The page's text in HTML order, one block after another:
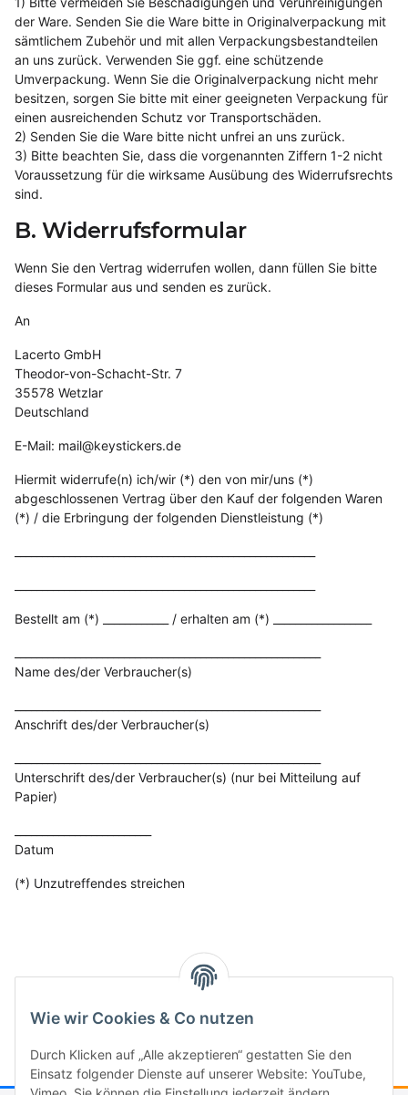
Wie wir Cookies & Co nutzen
Durch Klicken auf „Alle akzeptieren“ gestatten Sie den
Einsatz folgender Dienste auf unserer Website: YouTube,
der Ware. Senden Sie die Ware bitte in Originalverpackung mit
sämtlichem Zubehör und mit allen Verpackungsbestandteilen
an uns zurück. Verwenden Sie ggf. eine schützende
Umverpackung. Wenn Sie die Originalverpackung nicht mehr
besitzen, sorgen Sie bitte mit einer geeigneten Verpackung für
einen ausreichenden Schutz vor Transportschäden.
2) Senden Sie die Ware bitte nicht unfrei an uns zurück.
3) Bitte beachten Sie, dass die vorgenannten Ziffern 1-2 nicht
Voraussetzung für die wirksame Ausübung des Widerrufsrechts
sind.
B. Widerrufsformular
Wenn Sie den Vertrag widerrufen wollen, dann füllen Sie bitte
dieses Formular aus und senden es zurück.
An
Lacerto GmbH
Theodor-von-Schacht-Str. 7
35578 Wetzlar
Deutschland
E-Mail: mail@keystickers.de
Hiermit widerrufe(n) ich/wir (*) den von mir/uns (*)
abgeschlossenen Vertrag über den Kauf der folgenden Waren
(*) / die Erbringung der folgenden Dienstleistung (*)
Bestellt am (*) ____________ / erhalten am (*) __________________
Name des/der Verbraucher(s)
Anschrift des/der Verbraucher(s)
Unterschrift des/der Verbraucher(s) (nur bei Mitteilung auf
Papier)
Datum
(*) Unzutreffendes streichen